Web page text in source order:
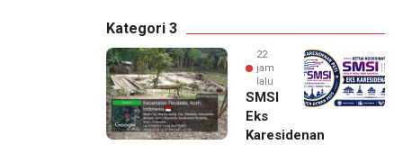
Kategori 3
22
jam
lalu
SMSI
Eks
Karesidenan